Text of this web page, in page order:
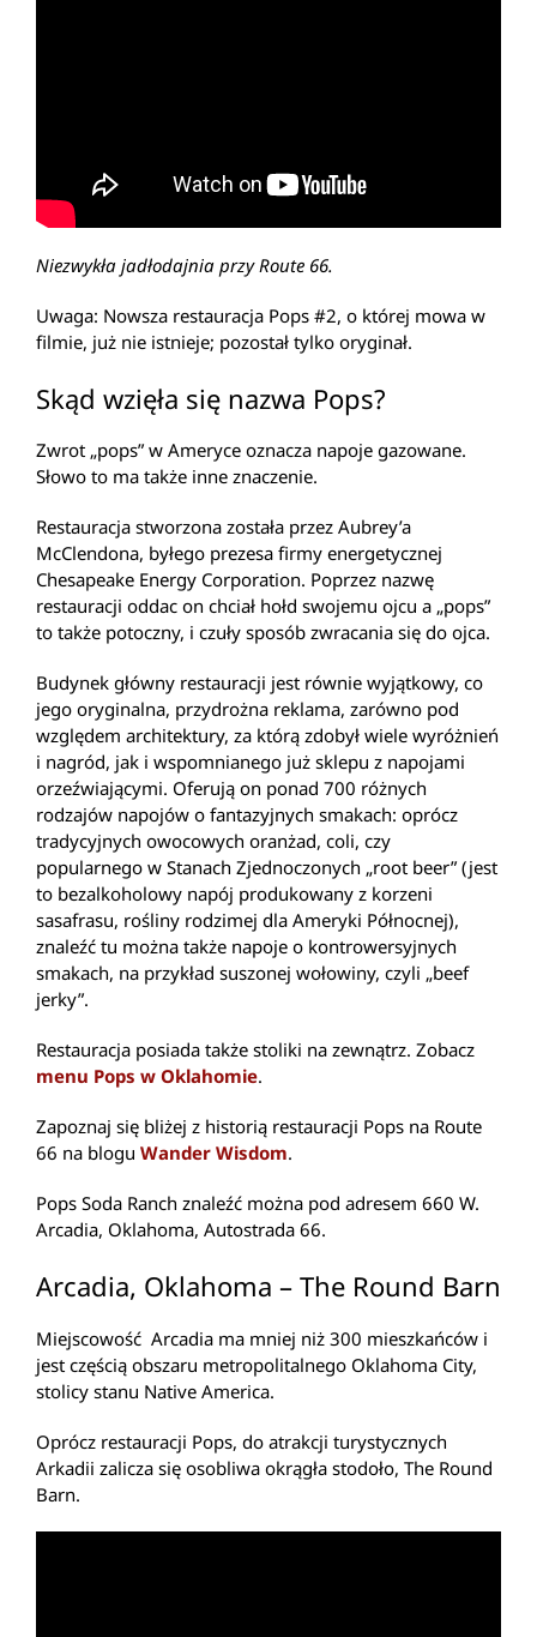
Niezwykła jadłodajnia przy Route 66.
Uwaga: Nowsza restauracja Pops #2, o której mowa w
filmie, już nie istnieje; pozostał tylko oryginał.
Skąd wzięła się nazwa Pops?
Zwrot „pops” w Ameryce oznacza napoje gazowane.
Słowo to ma także inne znaczenie.
Restauracja stworzona została przez Aubrey’a
McClendona, byłego prezesa firmy energetycznej
Chesapeake Energy Corporation. Poprzez nazwę
restauracji oddac on chciał hołd swojemu ojcu a „pops”
to także potoczny, i czuły sposób zwracania się do ojca.
Budynek główny restauracji jest równie wyjątkowy, co
jego oryginalna, przydrożna reklama, zarówno pod
względem architektury, za którą zdobył wiele wyróżnień
i nagród, jak i wspomnianego już sklepu z napojami
orzeźwiającymi. Oferują on ponad 700 różnych
rodzajów napojów o fantazyjnych smakach: oprócz
tradycyjnych owocowych oranżad, coli, czy
popularnego w Stanach Zjednoczonych „root beer” (jest
to bezalkoholowy napój produkowany z korzeni
sasafrasu, rośliny rodzimej dla Ameryki Północnej),
znaleźć tu można także napoje o kontrowersyjnych
smakach, na przykład suszonej wołowiny, czyli „beef
jerky”.
Restauracja posiada także stoliki na zewnątrz. Zobacz
menu Pops w Oklahomie.
Zapoznaj się bliżej z historią restauracji Pops na Route
66 na blogu Wander Wisdom.
Pops Soda Ranch znaleźć można pod adresem 660 W.
Arcadia, Oklahoma, Autostrada 66.
Arcadia, Oklahoma – The Round Barn
Miejscowość Arcadia ma mniej niż 300 mieszkańców i
jest częścią obszaru metropolitalnego Oklahoma City,
stolicy stanu Native America.
Oprócz restauracji Pops, do atrakcji turystycznych
Arkadii zalicza się osobliwa okrągła stodoło, The Round
Barn.